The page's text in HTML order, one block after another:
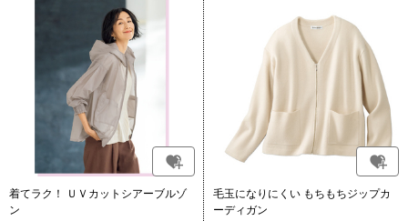
着てラク！ ＵＶカットシアーブルゾ
ン
毛玉になりにくい もちもちジップカ
ーディガン